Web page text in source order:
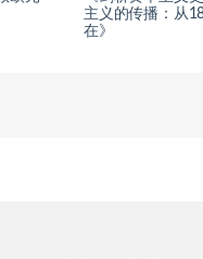
主义的传播：从
在》